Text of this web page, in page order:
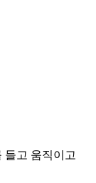
들고 움직이고